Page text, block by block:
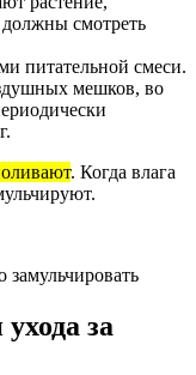
смотреть
питательной смеси.
мешков, во
. Когда влага
за